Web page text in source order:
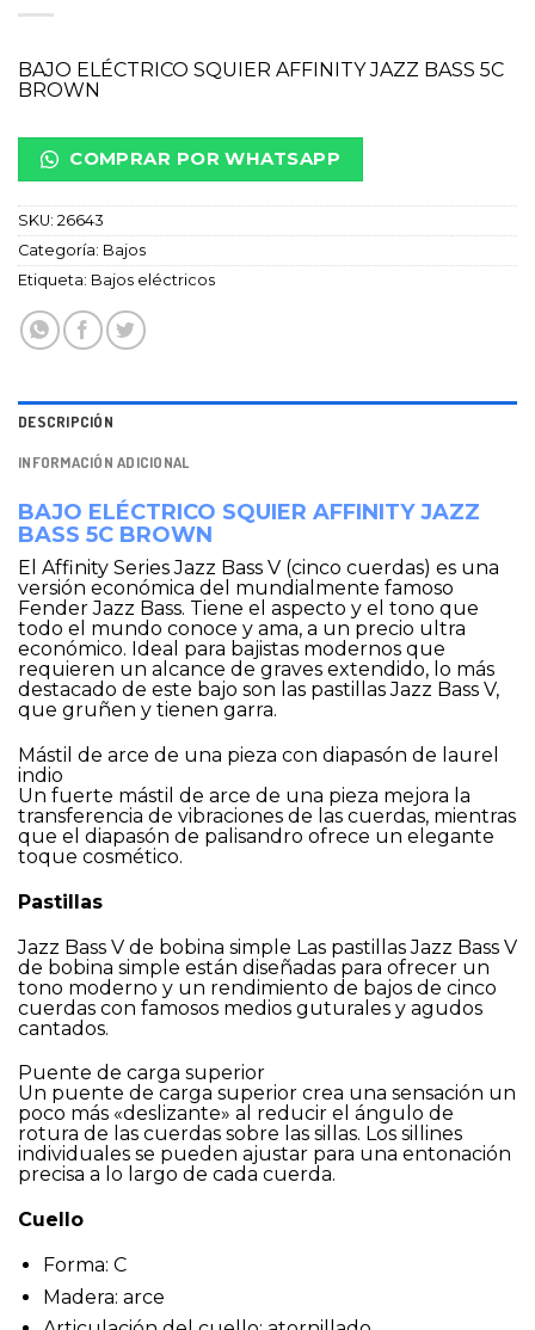
BAJO ELÉCTRICO SQUIER AFFINITY JAZZ BASS 5C
BROWN
COMPRAR POR WHATSAPP
SKU: 26643
Categoría: Bajos
Etiqueta: Bajos eléctricos
DESCRIPCIÓN
INFORMACIÓN ADICIONAL
BAJO ELÉCTRICO SQUIER AFFINITY JAZZ
BASS 5C BROWN
El Affinity Series Jazz Bass V (cinco cuerdas) es una
versión económica del mundialmente famoso
Fender Jazz Bass. Tiene el aspecto y el tono que
todo el mundo conoce y ama, a un precio ultra
económico. Ideal para bajistas modernos que
requieren un alcance de graves extendido, lo más
destacado de este bajo son las pastillas Jazz Bass V,
que gruñen y tienen garra.
Mástil de arce de una pieza con diapasón de laurel
indio
Un fuerte mástil de arce de una pieza mejora la
transferencia de vibraciones de las cuerdas, mientras
que el diapasón de palisandro ofrece un elegante
toque cosmético.
Pastillas
Jazz Bass V de bobina simple Las pastillas Jazz Bass V
de bobina simple están diseñadas para ofrecer un
tono moderno y un rendimiento de bajos de cinco
cuerdas con famosos medios guturales y agudos
cantados.
Puente de carga superior
Un puente de carga superior crea una sensación un
poco más «deslizante» al reducir el ángulo de
rotura de las cuerdas sobre las sillas. Los sillines
individuales se pueden ajustar para una entonación
precisa a lo largo de cada cuerda.
Cuello
Forma: C
Madera: arce